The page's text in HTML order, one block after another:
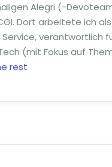
Alegri (-
Dort arbeitete ich
verantwortlich
(mit Fokus auf
rest